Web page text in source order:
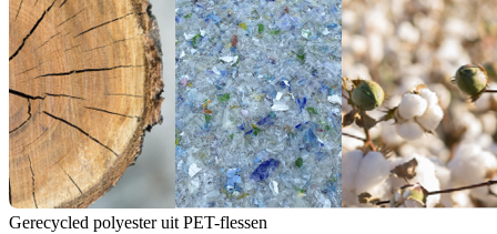
Gerecycled polyester uit PET-flessen